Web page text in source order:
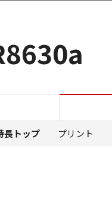
長トップ プリント